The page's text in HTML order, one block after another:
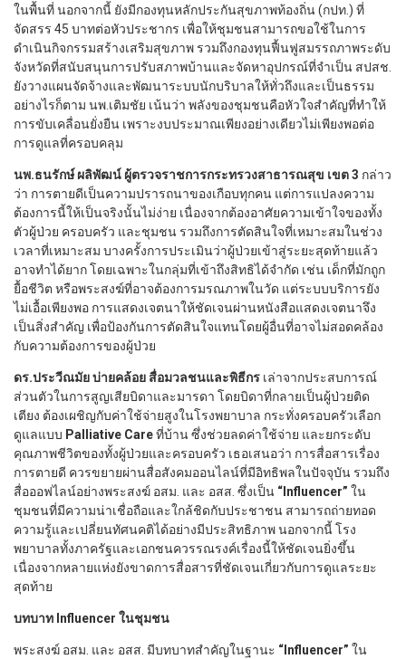
ในพื้นที่ นอกจากนี้ ยังมีกองทุนหลักประกันสุขภาพท้องถิ่น (กปท.) ที่
จัดสรร 45 บาทต่อหัวประชากร เพื่อให้ชุมชนสามารถขอใช้ในการ
ดำเนินกิจกรรมสร้างเสริมสุขภาพ รวมถึงกองทุนฟื้นฟูสมรรถภาพระดับ
จังหวัดที่สนับสนุนการปรับสภาพบ้านและจัดหาอุปกรณ์ที่จำเป็น สปสช.
ยังวางแผนจัดจ้างและพัฒนาระบบนักบริบาลให้ทั่วถึงและเป็นธรรม
อย่างไรก็ตาม นพ.เติมชัย เน้นว่า พลังของชุมชนคือหัวใจสำคัญที่ทำให้
การขับเคลื่อนยั่งยืน เพราะงบประมาณเพียงอย่างเดียวไม่เพียงพอต่อ
การดูแลที่ครอบคลุม
นพ.ธนรักษ์ ผลิพัฒน์ ผู้ตรวจราชการกระทรวงสาธารณสุข เขต 3 กล่าว
ว่า การตายดีเป็นความปรารถนาของเกือบทุกคน แต่การแปลงความ
ต้องการนี้ให้เป็นจริงนั้นไม่ง่าย เนื่องจากต้องอาศัยความเข้าใจของทั้ง
ตัวผู้ป่วย ครอบครัว และชุมชน รวมถึงการตัดสินใจที่เหมาะสมในช่วง
เวลาที่เหมาะสม บางครั้งการประเมินว่าผู้ป่วยเข้าสู่ระยะสุดท้ายแล้ว
อาจทำได้ยาก โดยเฉพาะในกลุ่มที่เข้าถึงสิทธิได้จำกัด เช่น เด็กที่มักถูก
ยื้อชีวิต หรือพระสงฆ์ที่อาจต้องการมรณภาพในวัด แต่ระบบบริการยัง
ไม่เอื้อเพียงพอ การแสดงเจตนาให้ชัดเจนผ่านหนังสือแสดงเจตนาจึง
เป็นสิ่งสำคัญ เพื่อป้องกันการตัดสินใจแทนโดยผู้อื่นที่อาจไม่สอดคล้อง
กับความต้องการของผู้ป่วย
ดร.ประวีณมัย บ่ายคล้อย สื่อมวลชนและพิธีกร เล่าจากประสบการณ์
ส่วนตัวในการสูญเสียบิดาและมารดา โดยบิดาที่กลายเป็นผู้ป่วยติด
เตียง ต้องเผชิญกับค่าใช้จ่ายสูงในโรงพยาบาล กระทั่งครอบครัวเลือก
ดูแลแบบ Palliative Careที่บ้าน ซึ่งช่วยลดค่าใช้จ่าย และยกระดับ
คุณภาพชีวิตของทั้งผู้ป่วยและครอบครัว เธอเสนอว่า การสื่อสารเรื่อง
การตายดี ควรขยายผ่านสื่อสังคมออนไลน์ที่มีอิทธิพลในปัจจุบัน รวมถึง
สื่อออฟไลน์อย่างพระสงฆ์ อสม. และ อสส. ซึ่งเป็น “Influencer” ใน
ชุมชนที่มีความน่าเชื่อถือและใกล้ชิดกับประชาชน สามารถถ่ายทอด
ความรู้และเปลี่ยนทัศนคติได้อย่างมีประสิทธิภาพ นอกจากนี้ โรง
พยาบาลทั้งภาครัฐและเอกชนควรรณรงค์เรื่องนี้ให้ชัดเจนยิ่งขึ้น
เนื่องจากหลายแห่งยังขาดการสื่อสารที่ชัดเจนเกี่ยวกับการดูแลระยะ
สุดท้าย
บทบาท Influencer ในชุมชน
พระสงฆ์ อสม. และ อสส. มีบทบาทสำคัญในฐานะ “Influencer” ใน